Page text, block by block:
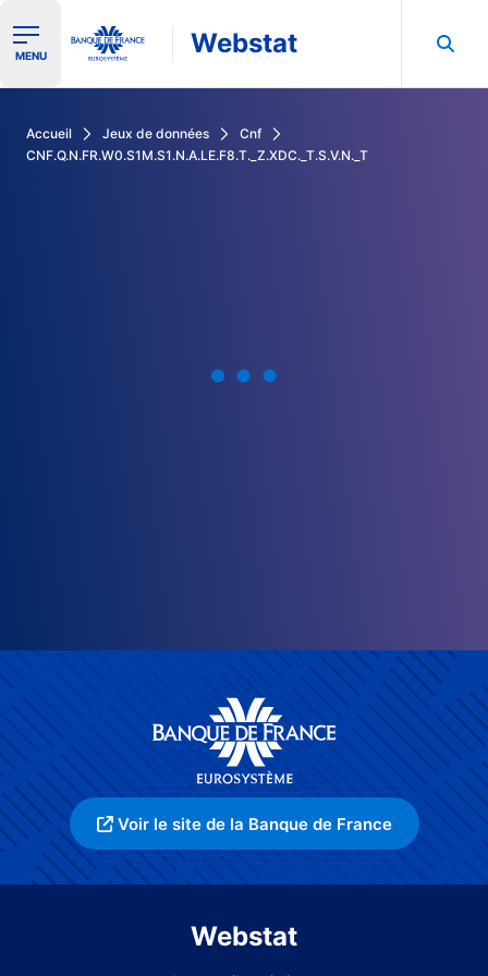
Ouvrir le menu de navigation
MENU Webstat
Accueil Jeux de données
Cnf
CNF.Q.N.FR.W0.S1M.S1.N.A.LE.F8.T._Z.XDC._T.S.V.N._T
Voir le site de la Banque de France
Webstat